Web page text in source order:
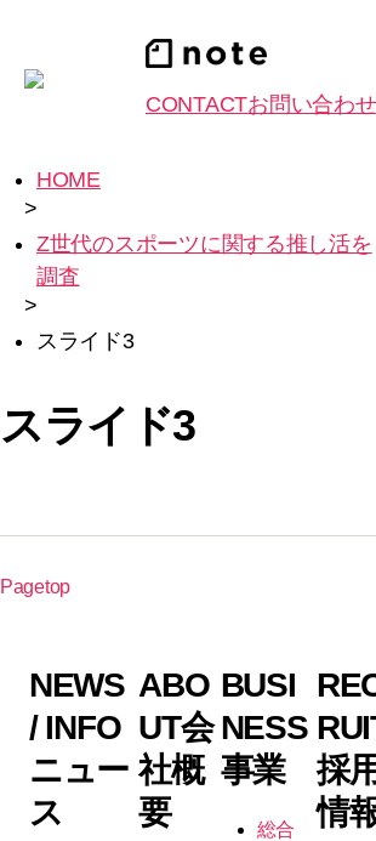
CONTACTお問い合わせ
HOME
>
Z世代のスポーツに関する推し活を
調査
>
スライド3
スライド3
Pagetop
NEWS
/ INFO
ニュー
ス
ABO
UT会
社概
要
BUSI
NESS
事業
総合
採用
情